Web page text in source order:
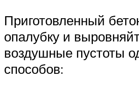
Приготовленный
опалубку и
воздушные пустоты
способов: